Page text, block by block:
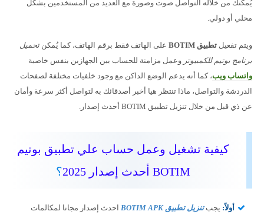
يُمكنك من خلاله التواصل صوت وصورة مع العديد من المستخدمين بشكل
محلي أو دولي.
ويتم تفعيل تطبيق BOTIM على الهاتف فقط برقم الهاتف، كما يُمكنتحميل
برنامج بوتيم للكمبيوتر وعمل مزامنة للحساب بين الجهازين بنفس خاصية
واتساب ويب، كما أنه يدعم الوضع الداكن مع وجود خلفيات مختلفة لصفحات
الدردشة والتواصل، ماذا تنتظر هيا أخبر أصدقائك به لتواصل أكثر سرعة وأمان
عن ذي قبل من خلال تنزيل تطبيق BOTIM أحدث إصدار.
كيفية تشغيل وعمل حساب علي تطبيق بوتيم
BOTIM أحدث إصدار 2025
؟
أولاً: يجبتنزيل تطبيق BOTIM APK
احدث إصدار مجانا لمكالمات